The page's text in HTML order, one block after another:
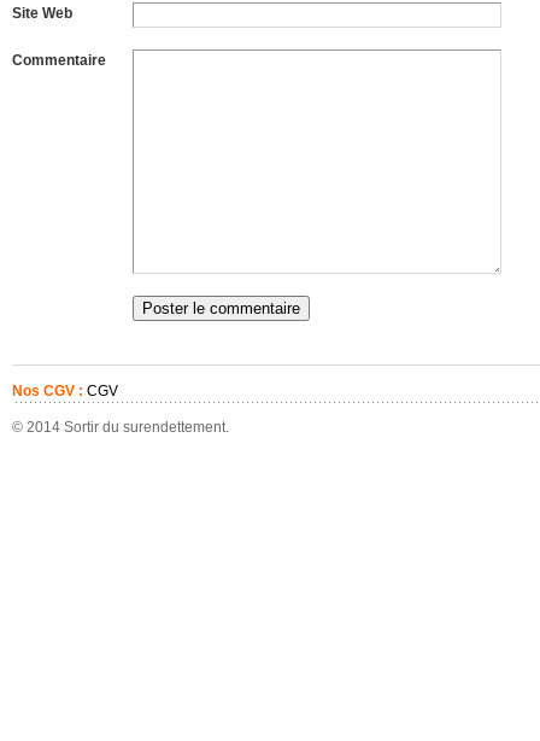
Site Web
Commentaire
Nos CGV : CGV
© 2014 Sortir du surendettement.